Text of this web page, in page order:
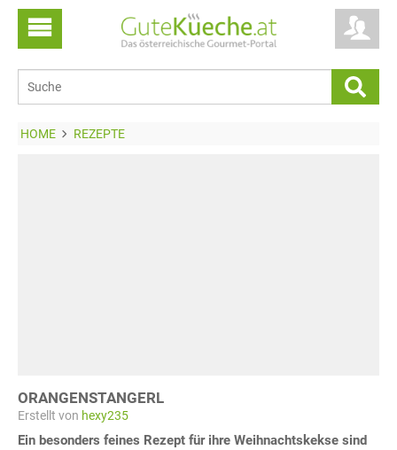
HOME REZEPTE
ORANGENSTANGERL
Erstellt von hexy235
Ein besonders feines Rezept für ihre Weihnachtskekse sind